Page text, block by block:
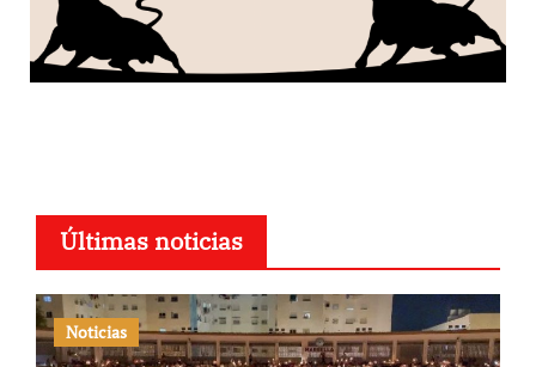
Últimas noticias
Noticias